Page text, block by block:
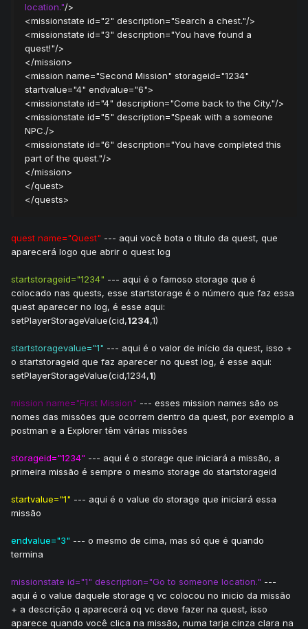
location."/>
<missionstate id="2" description="Search a chest."/>
<missionstate id="3" description="You have found a
quest!"/>
</mission>
<mission name="Second Mission" storageid="1234"
startvalue="4" endvalue="6">
<missionstate id="4" description="Come back to the City."/>
<missionstate id="5" description="Speak with a someone
NPC./>
<missionstate id="6" description="You have completed this
part of the quest."/>
</mission>
</quest>
</quests>
quest name="Quest" --- aqui você bota o título da quest, que
aparecerá logo que abrir o quest log
startstorageid="1234" --- aqui é o famoso storage que é
colocado nas quests, esse startstorage é o número que faz essa
quest aparecer no log, é esse aqui:
setPlayerStorageValue(cid,1234,1)
startstoragevalue="1" --- aqui é o valor de início da quest, isso +
o startstorageid que faz aparecer no quest log, é esse aqui:
setPlayerStorageValue(cid,1234,1)
mission name="First Mission" --- esses mission names são os
nomes das missões que ocorrem dentro da quest, por exemplo a
postman e a Explorer têm várias missões
storageid="1234" --- aqui é o storage que iniciará a missão, a
primeira missão é sempre o mesmo storage do startstorageid
startvalue="1" --- aqui é o value do storage que iniciará essa
missão
endvalue="3" --- o mesmo de cima, mas só que é quando
termina
missionstate id="1" description="Go to someone location." ---
aqui é o value daquele storage q vc colocou no inicio da missão
+ a descrição q aparecerá oq vc deve fazer na quest, isso
aparece quando você clica na missão, numa tarja cinza clara na